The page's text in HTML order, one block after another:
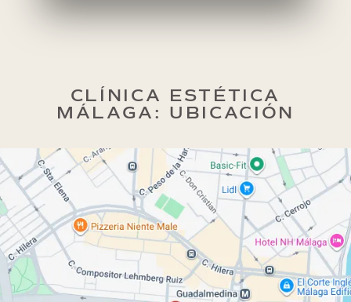
CLÍNICA ESTÉTICA
MÁLAGA: UBICACIÓN